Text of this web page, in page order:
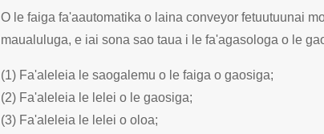
O le faiga fa'aautomatika o laina conveyor fetuutuunai
maualuluga, e iai sona sao taua i le fa'agasologa o le
(1) Fa'aleleia le saogalemu o le faiga o gaosiga;
(2) Fa'aleleia le lelei o le gaosiga;
(3) Fa'aleleia le lelei o oloa;